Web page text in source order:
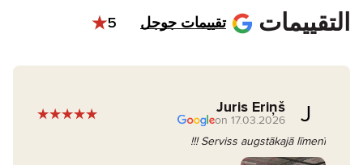
التقييمات تقييمات جوجل 5
J
Juris Eriņš
17.03.2026 on
Serviss augstākajā līmenī !!!